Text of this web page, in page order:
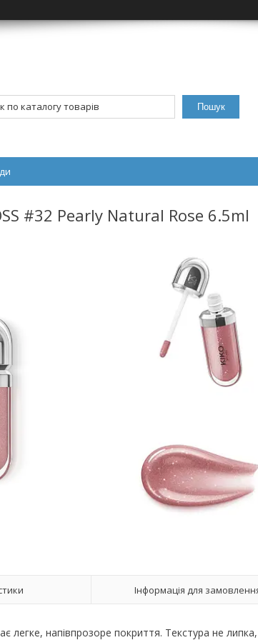
Пошук
#32 Pearly Natural Rose 6.5ml
Інформація для
легке, напівпрозоре покриття. Текстура не